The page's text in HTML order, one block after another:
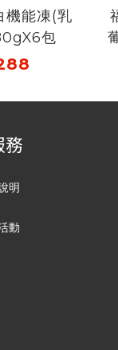
機能凍(乳
包
務
明
動